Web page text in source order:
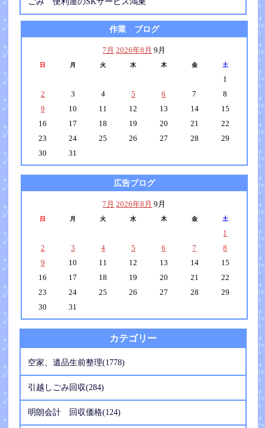
作業 ブログ
7月 2026年8月 9月
日 月 火 水 木 金 土
1
2
3 4 5 6 7
8
9
10 11 12 13 14
15
16
17 18 19 20 21
22
23
24 25 26 27 28
29
30
31
広告ブログ
7月 2026年8月 9月
日 月 火 水 木 金 土
1
2
3 4 5 6 7
8
9
10 11 12 13 14
15
16
17 18 19 20 21
22
23
24 25 26 27 28
29
30
31
カテゴリー
空家、遺品生前整理(1778)
引越しごみ回収(284)
明朗会計 回収価格(124)